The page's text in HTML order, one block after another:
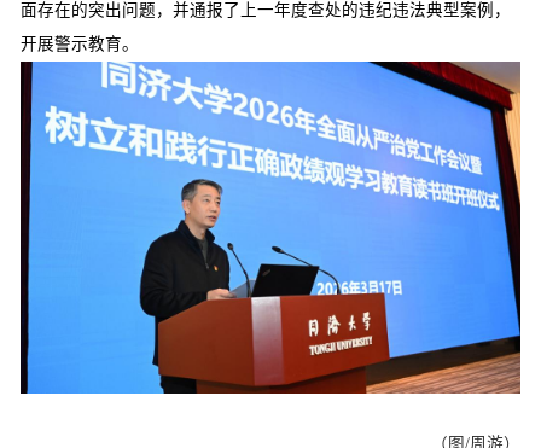
面存在的突出问题，并通报了上一年度查处的违纪违法典型案例，
开展警示教育。
（图/周游）